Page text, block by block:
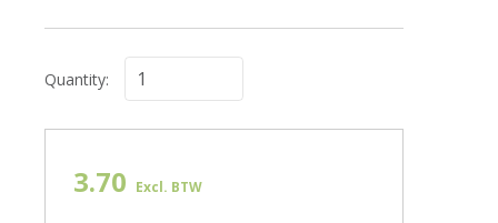
Quantity:
3.70 Excl. BTW